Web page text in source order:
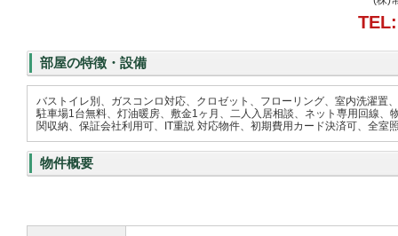
部屋の特徴・設備
バストイレ別、ガスコンロ対応、クロゼット、フローリング、室内洗濯
駐車場1台無料、灯油暖房、敷金1ヶ月、二人入居相談、ネット専用回線
関収納、保証会社利用可、IT重説 対応物件、初期費用カード決済可、全室
物件概要